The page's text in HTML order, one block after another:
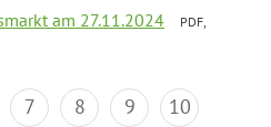
am 27.11.2024
PDF,
7 8 9
10